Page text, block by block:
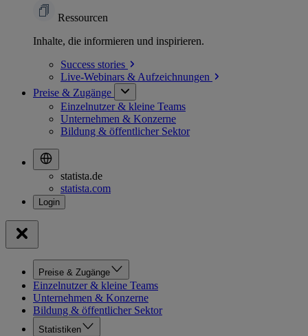
Ressourcen
Inhalte, die informieren und inspirieren.
Success stories
Live-Webinars & Aufzeichnungen
Preise & Zugänge
Einzelnutzer & kleine Teams
Unternehmen & Konzerne
Bildung & öffentlicher Sektor
statista.de
statista.com
Preise & Zugänge
Einzelnutzer & kleine Teams
Unternehmen & Konzerne
Bildung & öffentlicher Sektor
Statistiken